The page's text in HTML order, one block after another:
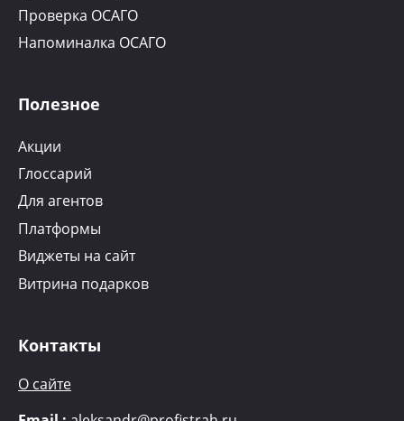
Проверка ОСАГО
Напоминалка ОСАГО
Полезное
Акции
Глоссарий
Для агентов
Платформы
Виджеты на сайт
Витрина подарков
Контакты
О сайте